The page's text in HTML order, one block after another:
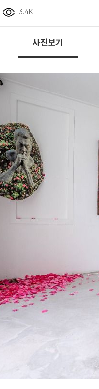
3.4K
사진보기